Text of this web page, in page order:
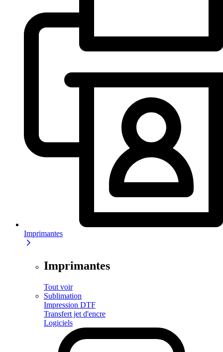
Imprimantes
Imprimantes
Tout voir
Sublimation
Impression DTF
Transfert jet d'encre
Logiciels